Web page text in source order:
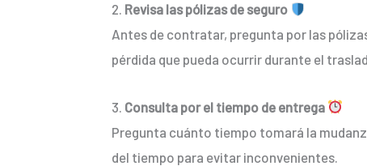
2. Revisa las pólizas de seguro
Antes de contratar, pregunta por las
pérdida que pueda ocurrir durante el
3. Consulta por el tiempo de entrega
Pregunta cuánto tiempo tomará la
del tiempo para evitar inconvenientes.